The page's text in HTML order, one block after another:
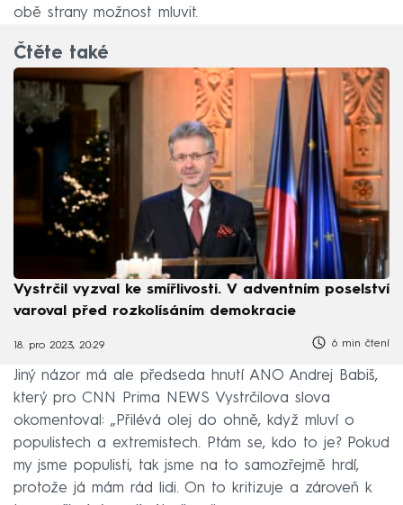
obě strany možnost mluvit.
Čtěte také
Vystrčil vyzval ke smířlivosti. V adventním poselství
varoval před rozkolísáním demokracie
18. pro 2023, 20:29 6 min čtení
Jiný názor má ale předseda hnutí ANO Andrej Babiš,
který pro CNN Prima NEWS Vystrčilova slova
okomentoval: „Přilévá olej do ohně, když mluví o
populistech a extremistech. Ptám se, kdo to je? Pokud
my jsme populisti, tak jsme na to samozřejmě hrdí,
protože já mám rád lidi. On to kritizuje a zároveň k